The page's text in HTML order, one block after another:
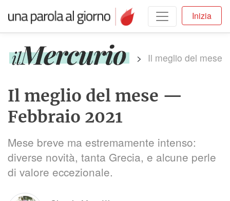
Inizia
> Il meglio del mese
Il meglio del mese —
Febbraio 2021
Mese breve ma estremamente intenso:
diverse novità, tanta Grecia, e alcune perle
di valore eccezionale.